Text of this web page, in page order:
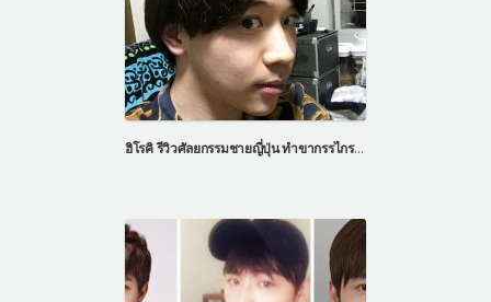
ฮิโรคิ รีวิวศัลยกรรมชายญี่ปุ่น ทำขากรรไกรเหมือนชายรายการเลทมีอิน